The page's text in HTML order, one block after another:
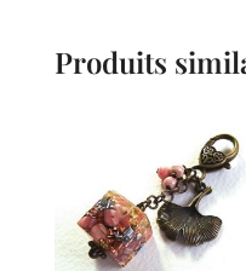
Produits